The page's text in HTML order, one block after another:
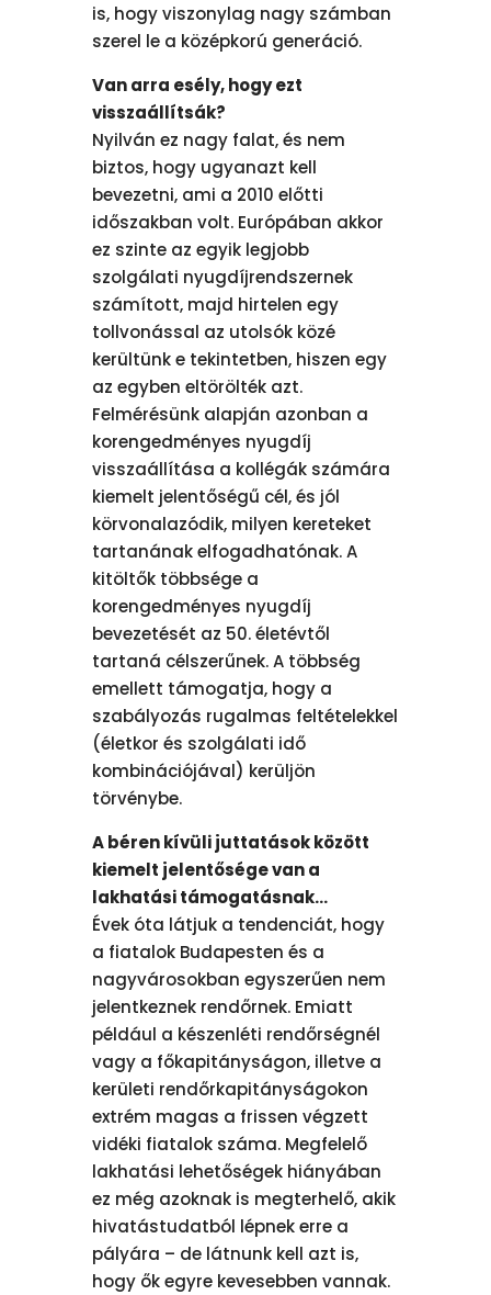
is, hogy viszonylag nagy számban
szerel le a középkorú generáció.
Van arra esély, hogy ezt
visszaállítsák?
Nyilván ez nagy falat, és nem
biztos, hogy ugyanazt kell
bevezetni, ami a 2010 előtti
időszakban volt. Európában akkor
ez szinte az egyik legjobb
szolgálati nyugdíjrendszernek
számított, majd hirtelen egy
tollvonással az utolsók közé
kerültünk e tekintetben, hiszen egy
az egyben eltörölték azt.
Felmérésünk alapján azonban a
korengedményes nyugdíj
visszaállítása a kollégák számára
kiemelt jelentőségű cél, és jól
körvonalazódik, milyen kereteket
tartanának elfogadhatónak. A
kitöltők többsége a
korengedményes nyugdíj
bevezetését az 50. életévtől
tartaná célszerűnek. A többség
emellett támogatja, hogy a
szabályozás rugalmas feltételekkel
(életkor és szolgálati idő
kombinációjával) kerüljön
törvénybe.
A béren kívüli juttatások között
kiemelt jelentősége van a
lakhatási támogatásnak…
Évek óta látjuk a tendenciát, hogy
a fiatalok Budapesten és a
nagyvárosokban egyszerűen nem
jelentkeznek rendőrnek. Emiatt
például a készenléti rendőrségnél
vagy a főkapitányságon, illetve a
kerületi rendőrkapitányságokon
extrém magas a frissen végzett
vidéki fiatalok száma. Megfelelő
lakhatási lehetőségek hiányában
ez még azoknak is megterhelő, akik
hivatástudatból lépnek erre a
pályára – de látnunk kell azt is,
hogy ők egyre kevesebben vannak.